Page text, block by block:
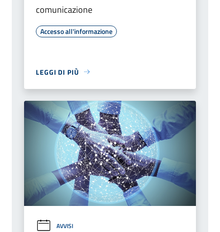
comunicazione
Accesso all'informazione
LEGGI DI PIÙ
AVVISI